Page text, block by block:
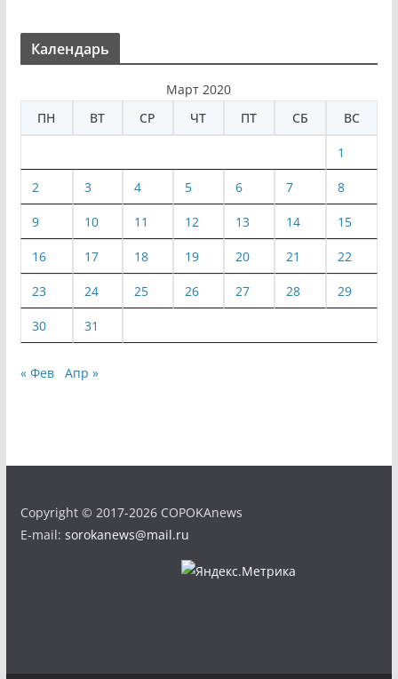
Календарь
Март 2020
ПН
ВТ СР ЧТ ПТ СБ ВС
1
2 3 4 5 6 7 8
9 10 11 12 13 14 15
16 17 18 19 20 21 22
23 24 25 26 27 28 29
30 31
« Фев Апр »
Copyright © 2017-2026 COPOKAnews
E-mail: sorokanews@mail.ru